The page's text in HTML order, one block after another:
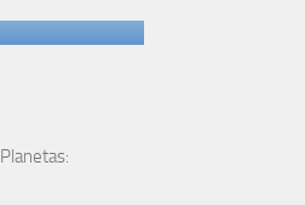
Planetas: